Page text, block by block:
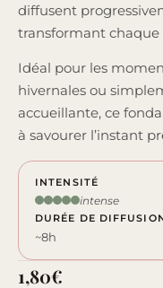
diffusent
transformant chaque
Idéal pour les
hivernales ou
accueillante, ce
à savourer l’instant
INTENSITÉ
intense
DURÉE DE
~8h
1,80€